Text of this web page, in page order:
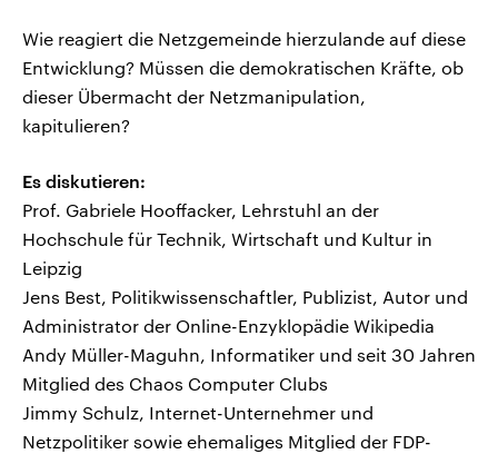
Wie reagiert die Netzgemeinde hierzulande auf diese
Entwicklung? Müssen die demokratischen Kräfte, ob
dieser Übermacht der Netzmanipulation,
kapitulieren?
Es diskutieren:
Prof. Gabriele Hooffacker, Lehrstuhl an der
Hochschule für Technik, Wirtschaft und Kultur in
Leipzig
Jens Best, Politikwissenschaftler, Publizist, Autor und
Administrator der Online-Enzyklopädie Wikipedia
Andy Müller-Maguhn, Informatiker und seit 30 Jahren
Mitglied des Chaos Computer Clubs
Jimmy Schulz, Internet-Unternehmer und
Netzpolitiker sowie ehemaliges Mitglied der FDP-